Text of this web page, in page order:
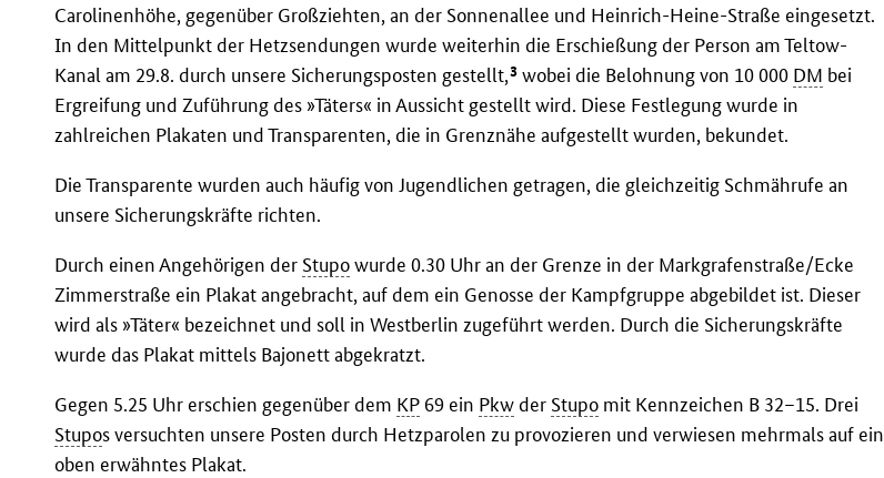
Carolinenhöhe, gegenüber Großziehten, an der Sonnenallee und Heinrich-Heine-Straße eingesetzt.
In den Mittelpunkt der Hetzsendungen wurde weiterhin die Erschießung der Person am Teltow-
Kanal am 29.8. durch unsere Sicherungsposten gestellt,3 wobei die Belohnung von 10 000 DM bei
Ergreifung und Zuführung des »Täters« in Aussicht gestellt wird. Diese Festlegung wurde in
zahlreichen Plakaten und Transparenten, die in Grenznähe aufgestellt wurden, bekundet.
Die Transparente wurden auch häufig von Jugendlichen getragen, die gleichzeitig Schmährufe an
unsere Sicherungskräfte richten.
Durch einen Angehörigen der Stupowurde 0.30 Uhr an der Grenze in der Markgrafenstraße/Ecke
Zimmerstraße ein Plakat angebracht, auf dem ein Genosse der Kampfgruppe abgebildet ist. Dieser
wird als »Täter« bezeichnet und soll in Westberlin zugeführt werden. Durch die Sicherungskräfte
wurde das Plakat mittels Bajonett abgekratzt.
Gegen 5.25 Uhr erschien gegenüber dem KP69 ein Pkwder Stupo mit Kennzeichen B 32–15. Drei
Stupos versuchten unsere Posten durch Hetzparolen zu provozieren und verwiesen mehrmals auf ein
oben erwähntes Plakat.